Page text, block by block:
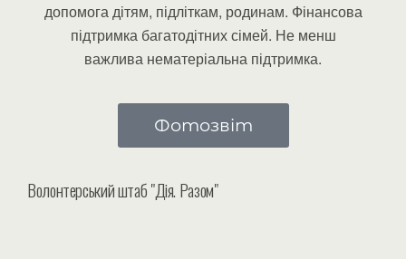
допомога дітям, підліткам, родинам. Фінансова
підтримка багатодітних сімей. Не менш
важлива нематеріальна підтримка.
Фотозвіт
Волонтерський штаб "Дія. Разом"